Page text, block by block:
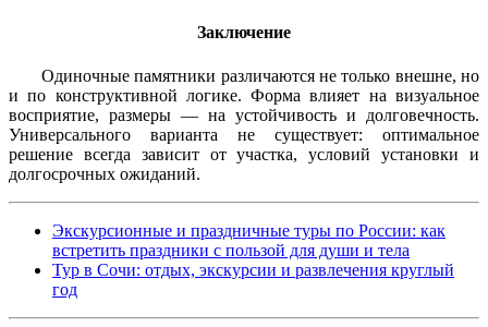
Заключение
Одиночные памятники различаются не только внешне, но
и по конструктивной логике. Форма влияет на визуальное
восприятие, размеры — на устойчивость и долговечность.
Универсального варианта не существует: оптимальное
решение всегда зависит от участка, условий установки и
долгосрочных ожиданий.
Экскурсионные и праздничные туры по России: как
встретить праздники с пользой для души и тела
Тур в Сочи: отдых, экскурсии и развлечения круглый
год